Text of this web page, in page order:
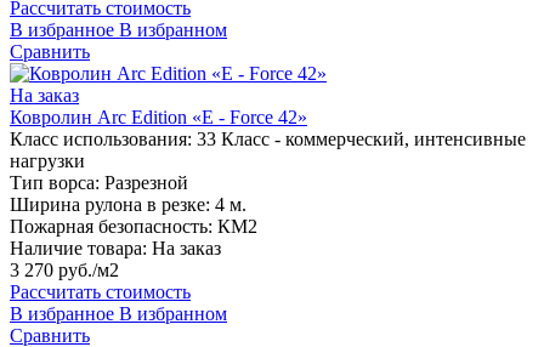
Рассчитать стоимость
В избранное В избранном
Сравнить
На заказ
Ковролин Arc Edition «E - Force 42»
Класс использования: 33 Класс - коммерческий, интенсивные
нагрузки
Тип ворса: Разрезной
Ширина рулона в резке: 4 м.
Пожарная безопасность: КМ2
Наличие товара: На заказ
3 270 руб./м2
Рассчитать стоимость
В избранное В избранном
Сравнить